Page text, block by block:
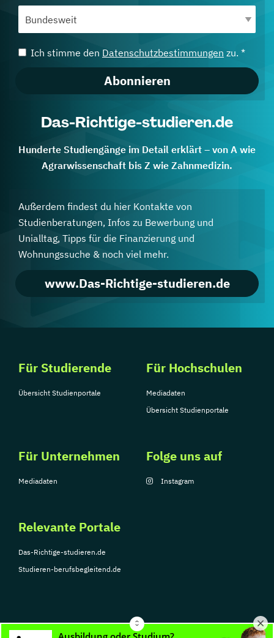
Ich stimme den Datenschutzbestimmungen zu. *
Abonnieren
Das-Richtige-studieren.de
Hunderte Studiengänge im Detail erklärt – von A wie
Agrarwissenschaft bis Z wie Zahnmedizin.
Außerdem findest du hier Kontakte von
Studienberatungen, Infos zu Bewerbung und
Unialltag, Tipps für die Finanzierung und
Wohnungssuche & noch viel mehr.
www.Das-Richtige-studieren.de
Für Studierende
Übersicht Studienportale
Für Hochschulen
Mediadaten
Übersicht Studienportale
Für Unternehmen
Mediadaten
Relevante Portale
Das-Richtige-studieren.de
Studieren-berufsbegleitend.de
Folge uns auf
Instagram